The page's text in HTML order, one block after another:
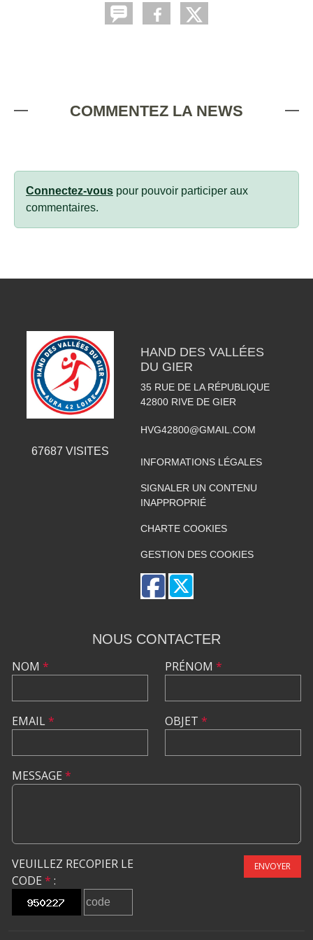
COMMENTEZ LA NEWS
Connectez-vous pour pouvoir participer aux
commentaires.
67687 VISITES
HAND DES VALLÉES
DU GIER
35 RUE DE LA RÉPUBLIQUE
42800 RIVE DE GIER
HVG42800@GMAIL.COM
INFORMATIONS LÉGALES
SIGNALER UN CONTENU
INAPPROPRIÉ
CHARTE COOKIES
GESTION DES COOKIES
NOUS CONTACTER
NOM *
EMAIL*
PRÉNOM *
OBJET *
MESSAGE *
VEUILLEZ RECOPIER LE
CODE * :
ENVOYER